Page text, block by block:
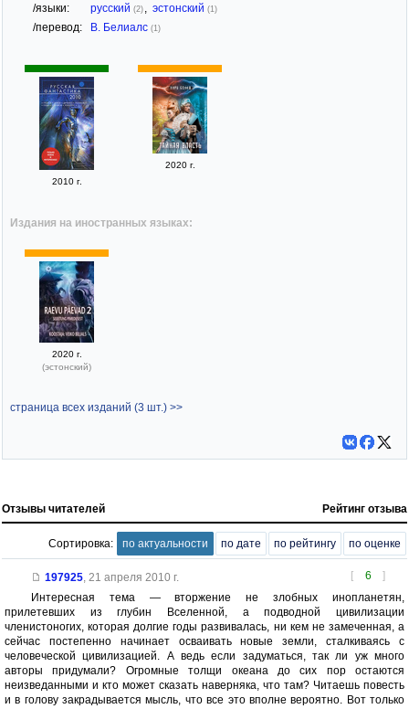
/языки: русский (2) эстонский (1)
/перевод: В. Белиалс (1)
2010 г.
2020 г.
Издания на иностранных языках:
2020 г.
(эстонский)
страница всех изданий (3 шт.) >>
Отзывы читателей Рейтинг отзыва
Сортировка: по актуальности по дате по рейтингу по оценке
[ 6 ]
197925, 21 апреля 2010 г.
Интересная тема — вторжение не злобных инопланетян,
прилетевших из глубин Вселенной, а подводной цивилизации
членистоногих, которая долгие годы развивалась, ни кем не замеченная, а
сейчас постепенно начинает осваивать новые земли, сталкиваясь с
человеческой цивилизацией. А ведь если задуматься, так ли уж много
авторы придумали? Огромные толщи океана до сих пор остаются
неизведанными и кто может сказать наверняка, что там? Читаешь повесть
и в голову закрадывается мысль, что все это вполне вероятно. Вот только